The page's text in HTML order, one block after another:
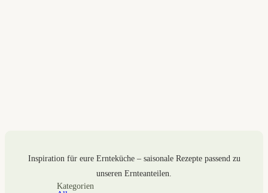
Inspiration für eure Ernteküche – saisonale Rezepte passend zu
unseren Ernteanteilen.
Kategorien